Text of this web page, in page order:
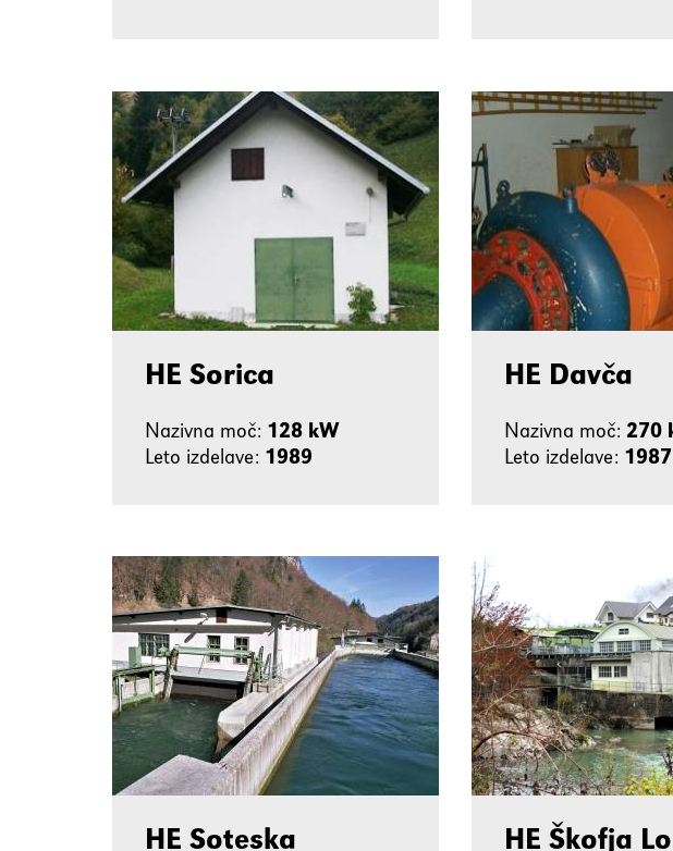
HE Sorica
Nazivna moč: 128 kW
Leto izdelave: 1989
HE Davča
Nazivna moč: 270
Leto izdelave: 1987
HE Soteska HE Škofja